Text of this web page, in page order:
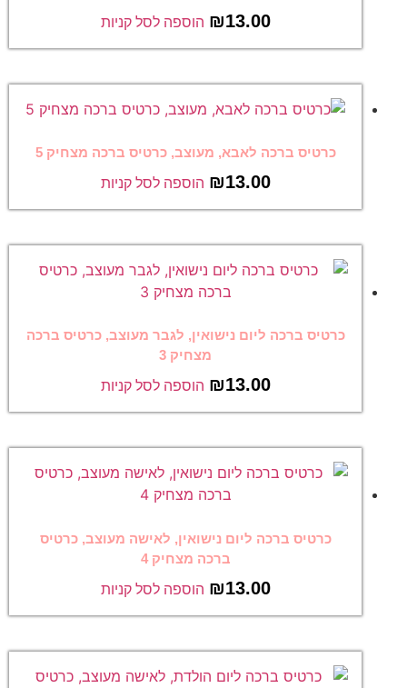
₪13.00 הוספה לסל קניות
כרטיס ברכה לאבא, מעוצב, כרטיס ברכה מצחיק 5
₪13.00 הוספה לסל קניות
כרטיס ברכה ליום נישואין, לגבר מעוצב, כרטיס ברכה
מצחיק 3
₪13.00 הוספה לסל קניות
כרטיס ברכה ליום נישואין, לאישה מעוצב, כרטיס
ברכה מצחיק 4
₪13.00 הוספה לסל קניות